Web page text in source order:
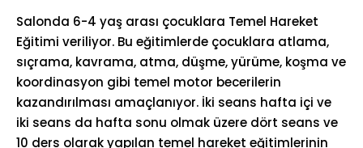
Salonda 6-4 yaş arası çocuklara Temel Hareket
Eğitimi veriliyor. Bu eğitimlerde çocuklara atlama,
sıçrama, kavrama, atma, düşme, yürüme, koşma ve
koordinasyon gibi temel motor becerilerin
kazandırılması amaçlanıyor. İki seans hafta içi ve
iki seans da hafta sonu olmak üzere dört seans ve
10 ders olarak yapılan temel hareket eğitimlerinin